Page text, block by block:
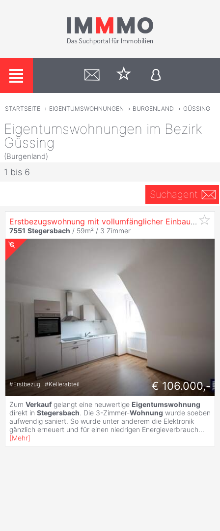
STARTSEITE › EIGENTUMSWOHNUNGEN › BURGENLAND › GÜSSING
Eigentumswohnungen im Bezirk
Güssing
(Burgenland)
1 bis 6
Suchagent
Erstbezugswohnung mit vollumfänglicher Einbauküche! (Provisionsfrei)
7551 Stegersbach / 59m² / 3 Zimmer
#Erstbezug #Kellerabteil € 106.000,-
Zum Verkauf gelangt eine neuwertige Eigentumswohnung
direkt in Stegersbach. Die 3-Zimmer-Wohnung wurde soeben
aufwendig saniert. So wurde unter anderem die Elektronik
gänzlich erneuert und für einen niedrigen Energieverbrauch...
[Mehr]